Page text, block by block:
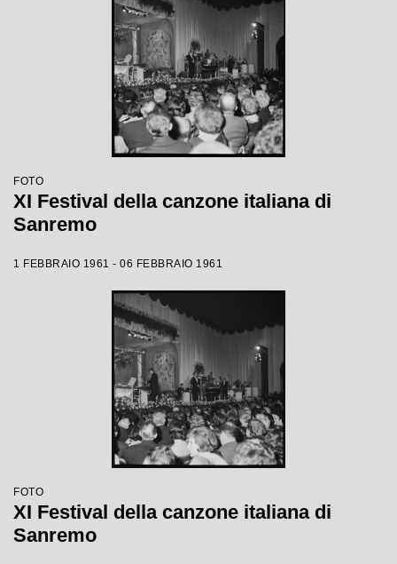
FOTO
XI Festival della canzone italiana di
Sanremo
1 FEBBRAIO 1961 - 06 FEBBRAIO 1961
FOTO
XI Festival della canzone italiana di
Sanremo